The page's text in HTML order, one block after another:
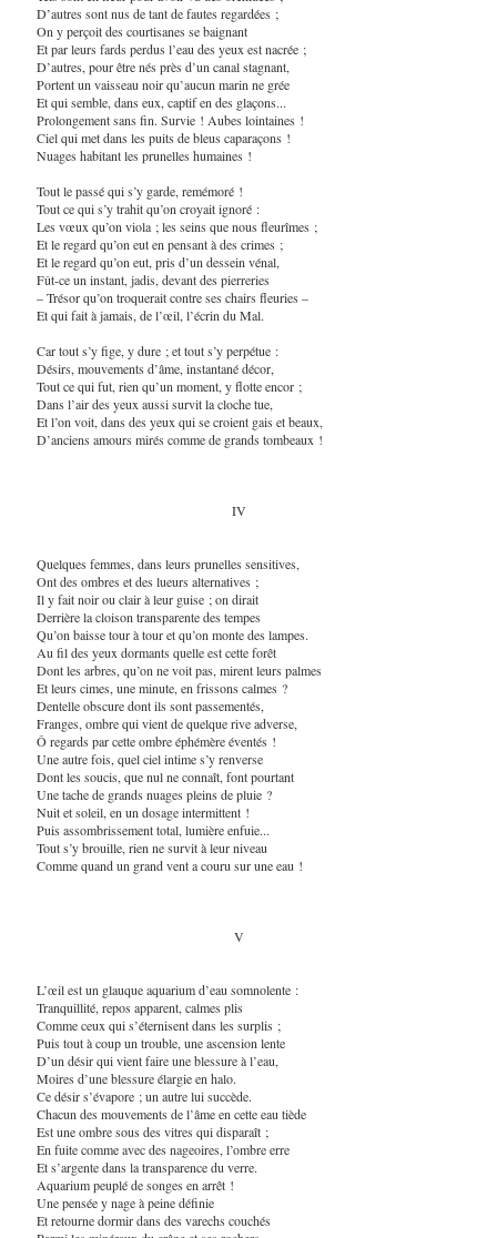
D’autres sont nus de tant de fautes regardées ;
On y perçoit des courtisanes se baignant
Et par leurs fards perdus l’eau des yeux est nacrée ;
D’autres, pour être nés près d’un canal stagnant,
Portent un vaisseau noir qu’aucun marin ne grée
Et qui semble, dans eux, captif en des glaçons...
Prolongement sans fin. Survie ! Aubes lointaines !
Ciel qui met dans les puits de bleus caparaçons !
Nuages habitant les prunelles humaines !
Tout le passé qui s’y garde, remémoré !
Tout ce qui s’y trahit qu’on croyait ignoré :
Les vœux qu’on viola ; les seins que nous fleurîmes ;
Et le regard qu’on eut en pensant à des crimes ;
Et le regard qu’on eut, pris d’un dessein vénal,
Fût-ce un instant, jadis, devant des pierreries
– Trésor qu’on troquerait contre ses chairs fleuries –
Et qui fait à jamais, de l’œil, l’écrin du Mal.
Car tout s’y fige, y dure ; et tout s’y perpétue :
Désirs, mouvements d’âme, instantané décor,
Tout ce qui fut, rien qu’un moment, y flotte encor ;
Dans l’air des yeux aussi survit la cloche tue,
Et l’on voit, dans des yeux qui se croient gais et beaux,
D’anciens amours mirés comme de grands tombeaux !
IV
Quelques femmes, dans leurs prunelles sensitives,
Ont des ombres et des lueurs alternatives ;
Il y fait noir ou clair à leur guise ; on dirait
Derrière la cloison transparente des tempes
Qu’on baisse tour à tour et qu’on monte des lampes.
Au fil des yeux dormants quelle est cette forêt
Dont les arbres, qu’on ne voit pas, mirent leurs palmes
Et leurs cimes, une minute, en frissons calmes ?
Dentelle obscure dont ils sont passementés,
Franges, ombre qui vient de quelque rive adverse,
Ô regards par cette ombre éphémère éventés !
Une autre fois, quel ciel intime s’y renverse
Dont les soucis, que nul ne connaît, font pourtant
Une tache de grands nuages pleins de pluie ?
Nuit et soleil, en un dosage intermittent !
Puis assombrissement total, lumière enfuie...
Tout s’y brouille, rien ne survit à leur niveau
Comme quand un grand vent a couru sur une eau !
V
L’œil est un glauque aquarium d’eau somnolente :
Tranquillité, repos apparent, calmes plis
Comme ceux qui s’éternisent dans les surplis ;
Puis tout à coup un trouble, une ascension lente
D’un désir qui vient faire une blessure à l’eau,
Moires d’une blessure élargie en halo.
Ce désir s’évapore ; un autre lui succède.
Chacun des mouvements de l’âme en cette eau tiède
Est une ombre sous des vitres qui disparaît ;
En fuite comme avec des nageoires, l’ombre erre
Et s’argente dans la transparence du verre.
Aquarium peuplé de songes en arrêt !
Une pensée y nage à peine définie
Et retourne dormir dans des varechs couchés